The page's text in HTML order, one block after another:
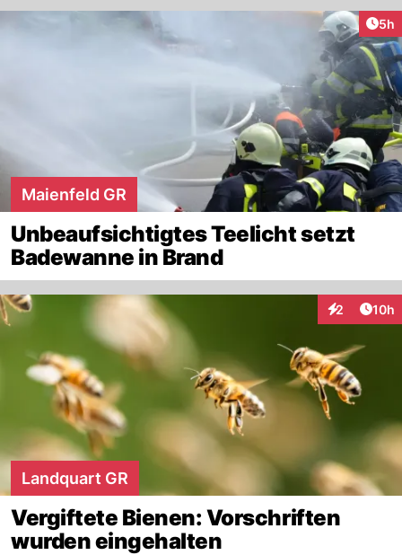
5h
Maienfeld GR
Unbeaufsichtigtes Teelicht setzt
Badewanne in Brand
2
Interaktionen
10h
Landquart GR
Vergiftete Bienen: Vorschriften
wurden eingehalten